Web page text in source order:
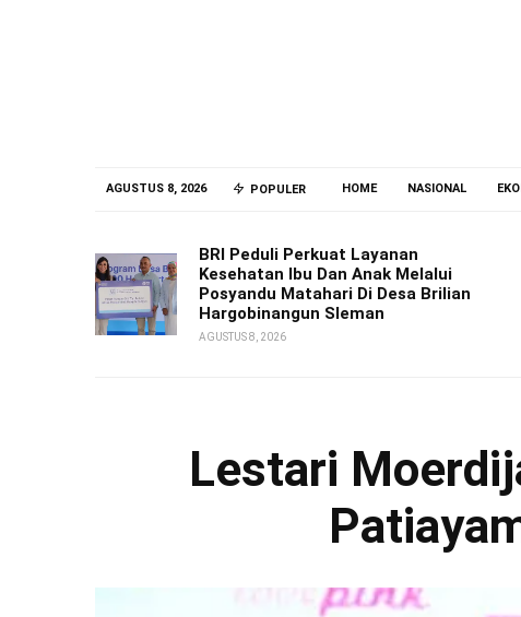
AGUSTUS 8, 2026 POPULER HOME NASIONAL
BRI Peduli Perkuat Layanan
Kesehatan Ibu Dan Anak Melalui
Posyandu Matahari Di Desa Brilian
Hargobinangun Sleman
AGUSTUS 8, 2026
Lestari